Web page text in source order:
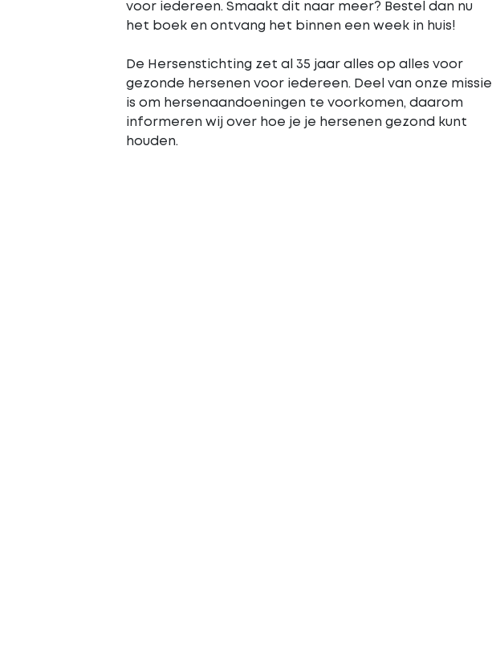
voor iedereen. Smaakt dit naar meer? Bestel dan nu
het boek en ontvang het binnen een week in huis!
De Hersenstichting zet al 35 jaar alles op alles voor
gezonde hersenen voor iedereen. Deel van onze missie
is om hersenaandoeningen te voorkomen, daarom
informeren wij over hoe je je hersenen gezond kunt
houden.